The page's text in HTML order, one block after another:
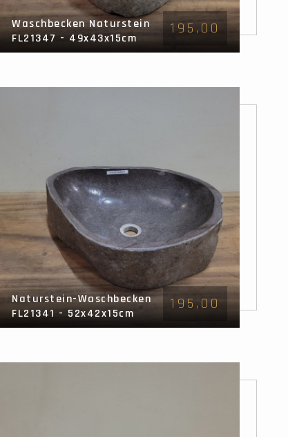
Waschbecken Naturstein
FL21347 - 49x43x15cm
195,00
Naturstein-Waschbecken
FL21341 - 52x42x15cm
195,00